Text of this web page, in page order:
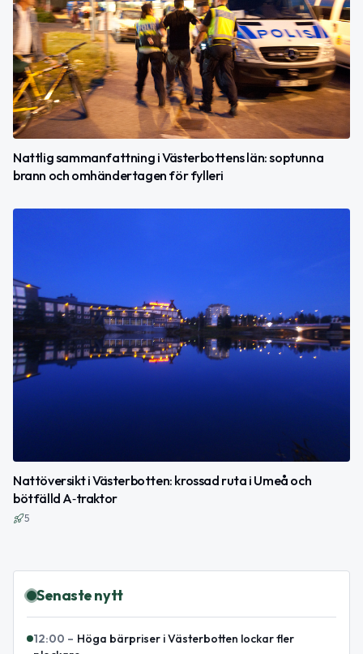
Nattlig sammanfattning i Västerbottens län: soptunna
brann och omhändertagen för fylleri
Nattöversikt i Västerbotten: krossad ruta i Umeå och
bötfälld A‑traktor
5
Senaste nytt
12:00 – Höga bärpriser i Västerbotten lockar fler